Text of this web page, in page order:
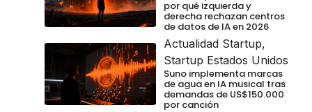
por qué izquierda y
derecha rechazan centros
de datos de IA en 2026
Actualidad Startup,
Startup Estados Unidos
Suno implementa marcas
de agua en IA musical tras
demandas de US$150.000
por canción